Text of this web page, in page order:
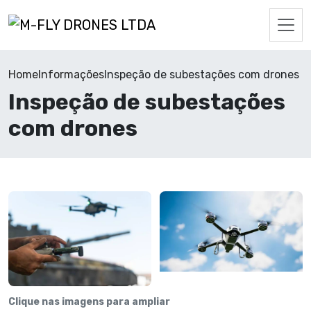
HomeInformaçõesInspeção de subestações com drones
Inspeção de subestações
com drones
Clique nas imagens para ampliar